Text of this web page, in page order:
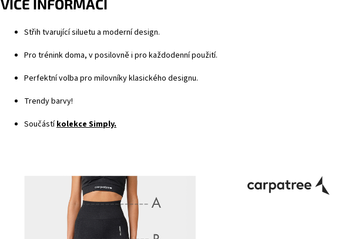
VÍCE INFORMACÍ
Střih tvarující siluetu a moderní design.
Pro trénink doma, v posilovně i pro každodenní použití.
Perfektní volba pro milovníky klasického designu.
Trendy barvy!
Součástíkolekce Simply.